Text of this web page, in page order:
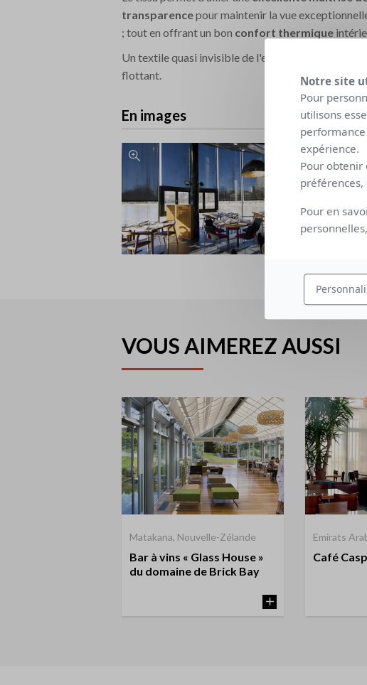
transparencepour maintenir la vue
; tout en offrant un bon confort thermique
Un textile quasi invisible de l'extérieur pour
flottant.
En images
VOUS AIMEREZ AUSSI
Matakana, Nouvelle-Zélande
Bar à vins « Glass House »
du domaine de Brick Bay
Emirats
Café
Notre site
Pour
utilisons
expérience.
Pour
préférences,
Pour en